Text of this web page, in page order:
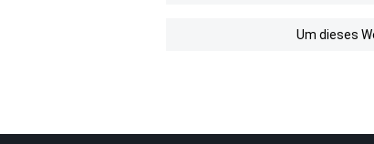
Um dieses